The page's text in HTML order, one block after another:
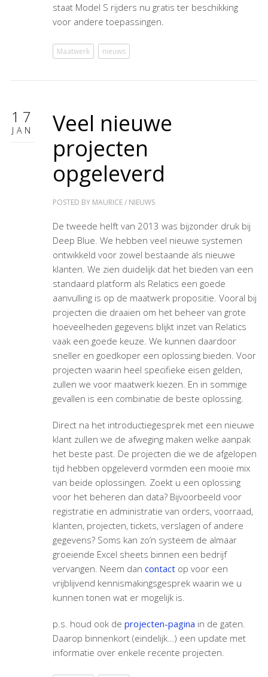
staat Model S rijders nu gratis ter beschikking
voor andere toepassingen.
Maatwerk nieuws
17
JAN
Veel nieuwe
projecten
opgeleverd
POSTED BY MAURICE/ NIEUWS
De tweede helft van 2013 was bijzonder druk bij
Deep Blue. We hebben veel nieuwe systemen
ontwikkeld voor zowel bestaande als nieuwe
klanten. We zien duidelijk dat het bieden van een
standaard platform als Relatics een goede
aanvulling is op de maatwerk propositie. Vooral bij
projecten die draaien om het beheer van grote
hoeveelheden gegevens blijkt inzet van Relatics
vaak een goede keuze. We kunnen daardoor
sneller en goedkoper een oplossing bieden. Voor
projecten waarin heel specifieke eisen gelden,
zullen we voor maatwerk kiezen. En in sommige
gevallen is een combinatie de beste oplossing.
Direct na het introductiegesprek met een nieuwe
klant zullen we de afweging maken welke aanpak
het beste past. De projecten die we de afgelopen
tijd hebben opgeleverd vormden een mooie mix
van beide oplossingen. Zoekt u een oplossing
voor het beheren dan data? Bijvoorbeeld voor
registratie en administratie van orders, voorraad,
klanten, projecten, tickets, verslagen of andere
gegevens? Soms kan zo’n systeem de almaar
groeiende Excel sheets binnen een bedrijf
vervangen. Neem dan contact op voor een
vrijblijvend kennismakingsgesprek waarin we u
kunnen tonen wat er mogelijk is.
p.s. houd ook de projecten-pagina in de gaten.
Daarop binnenkort (eindelijk…) een update met
informatie over enkele recente projecten.